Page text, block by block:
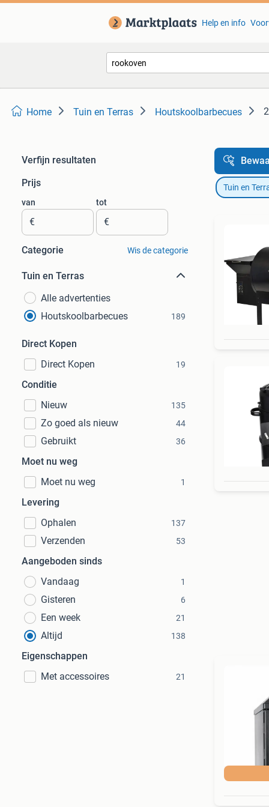
Help en info
Home Tuin en Terras Houtskoolbarbecues
Verfijn resultaten
Prijs
van
€
tot
€
Categorie Wis de categorie
Tuin en Terras
Alle advertenties
Houtskoolbarbecues
189
Direct Kopen
Direct Kopen
19
Conditie
Nieuw
135
Zo goed als nieuw 44
Gebruikt 36
Moet nu weg
Moet nu weg
1
Levering
Ophalen
137
Verzenden 53
Aangeboden sinds
Vandaag
1
Gisteren 6
Een week 21
Altijd 138
Eigenschappen
Met accessoires
21
Tuin en